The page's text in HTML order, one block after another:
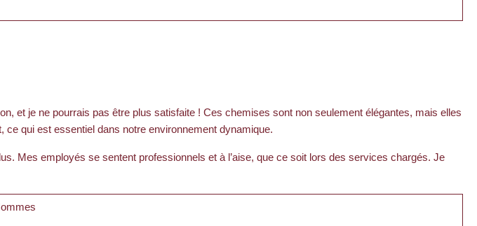
et je ne pourrais pas être plus satisfaite ! Ces chemises sont non seulement élégantes, mais elles
qui est essentiel dans notre environnement dynamique.
Mes employés se sentent professionnels et à l’aise, que ce soit lors des services chargés. Je